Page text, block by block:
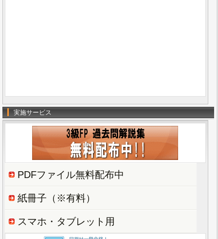
実施サービス
PDFファイル無料配布中
紙冊子（※有料）
スマホ・タブレット用